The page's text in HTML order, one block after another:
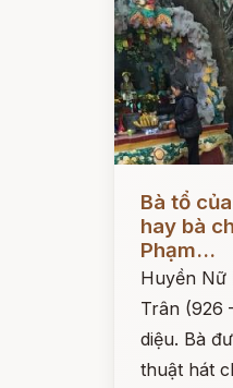
Đọc ngay
Bà tổ
hay bà
Phạm...
Huyền Nữ
Trân (926
diệu. Bà
thuật hát